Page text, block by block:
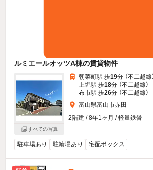
ルミエールオッツA棟の賃貸物件
すべての写真
朝菜町駅 歩19分 （不二越線
上堀駅 歩18分 （不二越線）
布市駅 歩26分 （不二越線）
富山県富山市赤田
2階建 / 8年1ヶ月 / 軽量鉄骨
駐車場あり 駐輪場あり 宅配ボックス